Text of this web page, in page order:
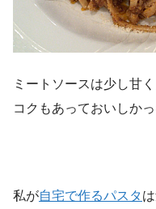
ミートソースは少し甘
コクもあっておいしかっ
私が自宅で作るパスタ